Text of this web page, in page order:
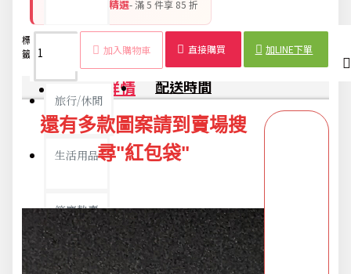
新品上市
旅行/休閒
生活用品
節慶熱賣
衛浴用品
銅板好物 平價精選- 滿 5 件享 85 折
加入購物車 直接購買 加LINE下單
標
籤：
生紅包
包袋
紅包
紅包
紅包
紅包
商品詳情 配送時間
還有多款圖案請到賣場搜
尋"紅包袋"